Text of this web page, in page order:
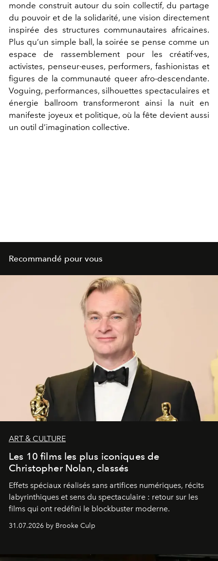
monde construit autour du soin collectif, du partage
du pouvoir et de la solidarité, une vision directement
inspirée des structures communautaires africaines.
Plus qu’un simple ball, la soirée se pense comme un
espace de rassemblement pour les créatif·ves,
activistes, penseur·euses, performers, fashionistas et
figures de la communauté queer afro-descendante.
Voguing, performances, silhouettes spectaculaires et
énergie ballroom transformeront ainsi la nuit en
manifeste joyeux et politique, où la fête devient aussi
un outil d’imagination collective.
Recommandé pour vous
ART & CULTURE
Les 10 films les plus iconiques de
Christopher Nolan, classés
Effets spéciaux réalisés sans artifices numériques, récits
labyrinthiques et sens du spectaculaire : retour sur les
films qui ont redéfini le blockbuster moderne.
31.07.2026 by Brooke Culp